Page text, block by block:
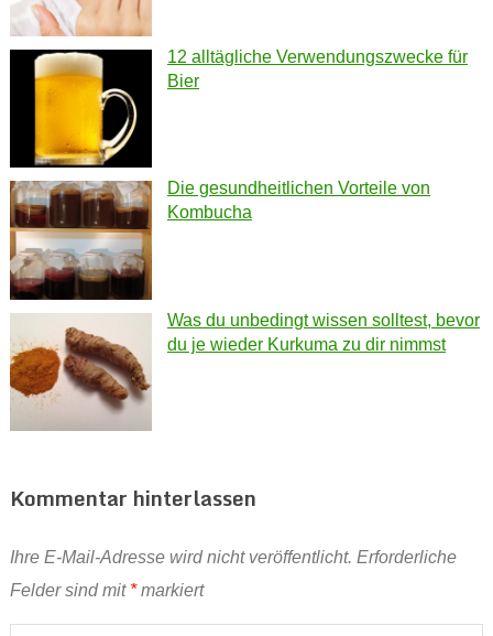
12 alltägliche Verwendungszwecke für
Bier
Die gesundheitlichen Vorteile von
Kombucha
Was du unbedingt wissen solltest, bevor
du je wieder Kurkuma zu dir nimmst
Kommentar hinterlassen
Ihre E-Mail-Adresse wird nicht veröffentlicht. Erforderliche
Felder sind mit *markiert